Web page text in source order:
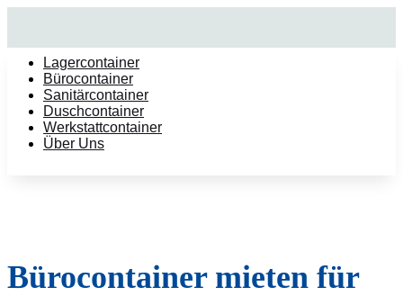
Lagercontainer
Bürocontainer
Sanitärcontainer
Duschcontainer
Werkstattcontainer
Über Uns
Bürocontainer mieten für